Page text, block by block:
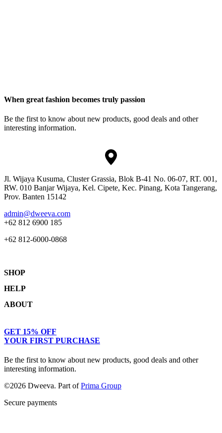
When great fashion becomes truly passion
Be the first to know about new products, good deals and other
interesting information.
Jl. Wijaya Kusuma, Cluster Grassia, Blok B-41 No. 06-07, RT. 001,
RW. 010 Banjar Wijaya, Kel. Cipete, Kec. Pinang, Kota Tangerang,
Prov. Banten 15142
admin@dweeva.com
+62 812 6900 185
+62 812-6000-0868
SHOP
Collections
Women
Men
HELP
Terms & Conditions
ABOUT
Journal
Our Story
GET 15% OFF
YOUR FIRST PURCHASE
Be the first to know about new products, good deals and other
interesting information.
©2026 Dweeva. Part ofPrima Group
Secure payments